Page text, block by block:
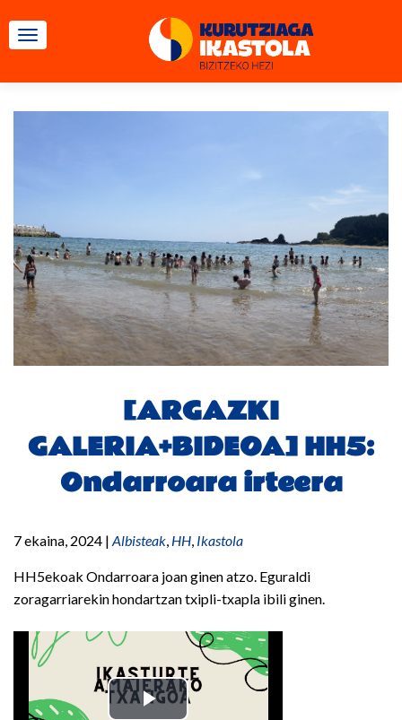
TOGGLE NAVIGATION
[ARGAZKI
GALERIA+BIDEOA] HH5:
Ondarroara irteera
7 ekaina, 2024 | Albisteak, HH, Ikastola
HH5ekoak Ondarroara joan ginen atzo. Eguraldi
zoragarriarekin hondartzan txipli-txapla ibili ginen.